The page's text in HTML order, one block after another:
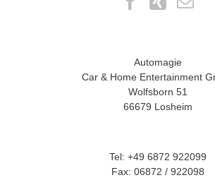
Automagie
Car & Home Entertainment
Wolfsborn 51
66679 Losheim
Tel: +49 6872 922099
Fax: 06872 / 922098